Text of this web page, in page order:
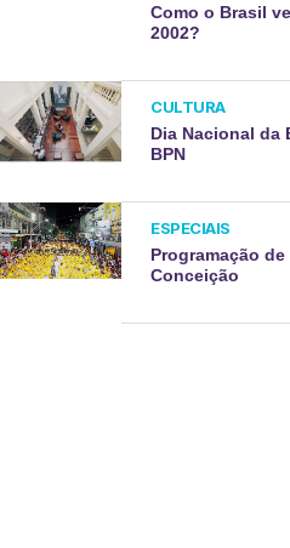
Como o Brasil
2002?
CULTURA
Dia Nacional da
BPN
ESPECIAIS
Programação
Conceição